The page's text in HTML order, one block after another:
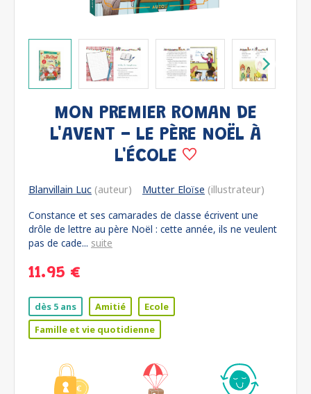
MON PREMIER ROMAN DE
L'AVENT - LE PÈRE NOËL À
L'ÉCOLE
Blanvillain Luc (auteur) Mutter Eloïse (illustrateur)
Constance et ses camarades de classe écrivent une
drôle de lettre au père Noël : cette année, ils ne veulent
pas de cade... suite
11.95 €
dès 5 ans Amitié
Ecole
Famille et vie quotidienne